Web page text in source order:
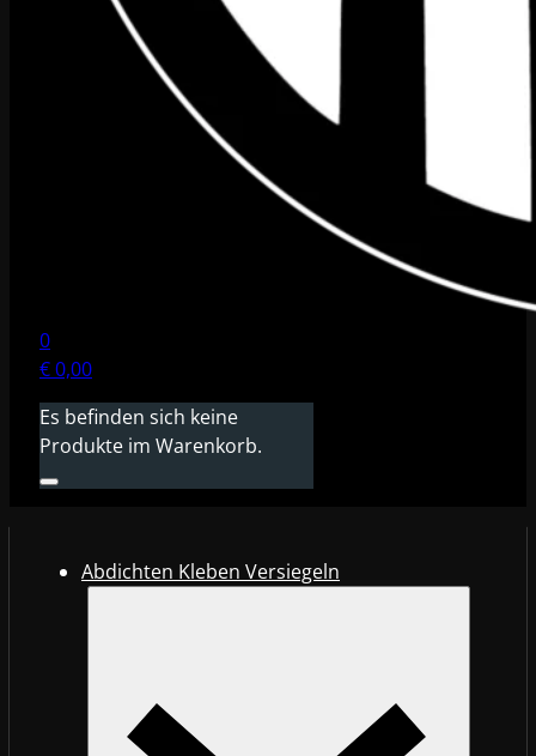
0
€0,00
Es befinden sich keine
Produkte im Warenkorb.
Abdichten Kleben Versiegeln